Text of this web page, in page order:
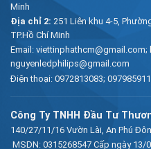
Minh
Địa chỉ 2: 251 Liên khu 4-5,
TP.Hồ Chí Minh
Email:
nguyenledphilips@gmail.com
Điện thoại: 0972813083;
Công Ty TNHH Đầu Tư
140/27/11/16 Vườn Lài, An Phú
MSDN: 0315268547 Cấp ngày 13/